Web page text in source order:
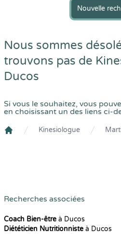
Nouvelle
Nous sommes
trouvons pas de
Ducos
Si vous le souhaitez, vous
en choisissant un des liens ci-
Kinesiologue
Recherches associées
Coach Bien-être à Ducos
Diététicien Nutritionniste à Ducos